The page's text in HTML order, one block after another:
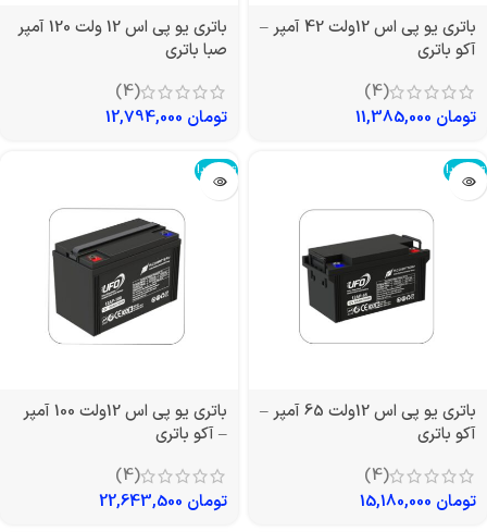
باتری یو پی اس 12ولت 42 آمپر –
آکو باتری
(4)
تومان
باتری یو پی اس 12 ولت 120 آمپر
صبا باتری
(4)
تومان
تمام شد!
باتری یو پی اس 12ولت 65 آمپر –
آکو باتری
(4)
تومان
تمام شد!
باتری یو پی اس 12ولت 100 آمپر
– آکو باتری
(4)
تومان